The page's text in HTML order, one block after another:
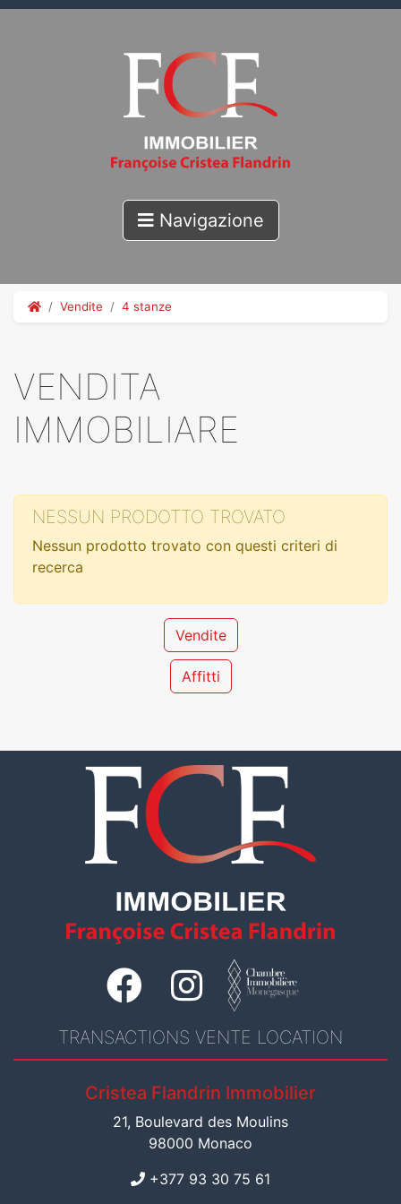
Navigazione
Vendite 4 stanze
VENDITA
IMMOBILIARE
NESSUN PRODOTTO TROVATO
Nessun prodotto trovato con questi criteri di
recerca
Vendite
Affitti
TRANSACTIONS VENTE LOCATION
Cristea Flandrin Immobilier
21, Boulevard des Moulins
98000 Monaco
+377 93 30 75 61